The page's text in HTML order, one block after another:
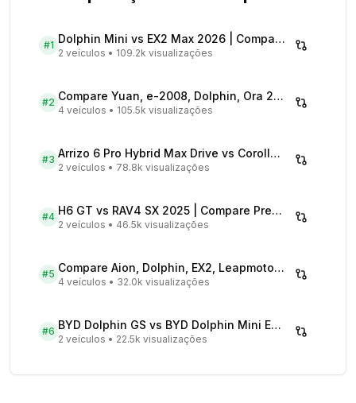
#1 Dolphin Mini vs EX2 Max 2026 | Compare Preços
2 veículos • 109.2k visualizações
#2 Compare Yuan, e-2008, Dolphin, Ora 2026 | Veículos Elétricos
4 veículos • 105.5k visualizações
#3 Arrizo 6 Pro Hybrid Max Drive vs Corolla Cross XRX Hybrid - Comparativo Completo
2 veículos • 78.8k visualizações
#4 H6 GT vs RAV4 SX 2025 | Compare Preços
2 veículos • 46.5k visualizações
#5 Compare Aion, Dolphin, EX2, Leapmotor 2026 | Veículos Elétricos
4 veículos • 32.0k visualizações
#6 BYD Dolphin GS vs BYD Dolphin Mini EV - Comparativo Completo
2 veículos • 22.5k visualizações